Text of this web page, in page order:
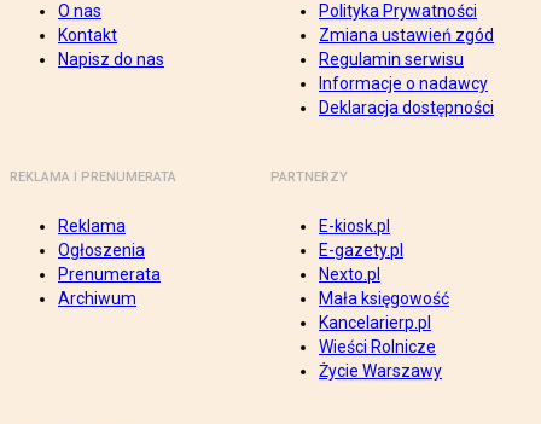
O nas
Kontakt
Napisz do nas
Polityka Prywatności
Zmiana ustawień zgód
Regulamin serwisu
Informacje o nadawcy
Deklaracja dostępności
REKLAMA I PRENUMERATA
Reklama
Ogłoszenia
Prenumerata
Archiwum
PARTNERZY
E-kiosk.pl
E-gazety.pl
Nexto.pl
Mała księgowość
Kancelarierp.pl
Wieści Rolnicze
Życie Warszawy